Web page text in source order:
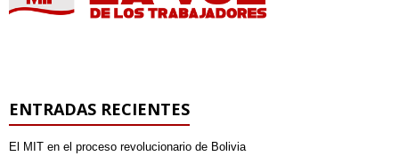
ENTRADAS RECIENTES
El MIT en el proceso revolucionario de Bolivia